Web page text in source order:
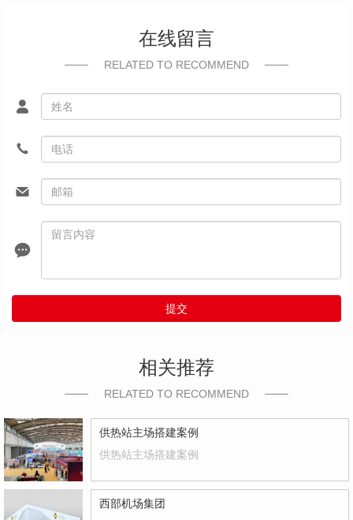
在线留言
RELATED TO RECOMMEND
提交
相关推荐
RELATED TO RECOMMEND
供热站主场搭建案例
供热站主场搭建案例
西部机场集团